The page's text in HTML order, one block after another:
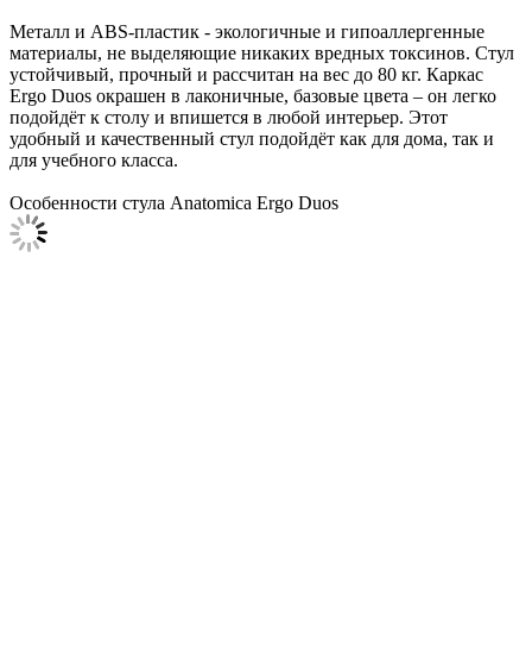
Металл и ABS-пластик - экологичные и гипоаллергенные
материалы, не выделяющие никаких вредных токсинов. Стул
устойчивый, прочный и рассчитан на вес до 80 кг. Каркас
Ergo Duos окрашен в лаконичные, базовые цвета – он легко
подойдёт к столу и впишется в любой интерьер. Этот
удобный и качественный стул подойдёт как для дома, так и
для учебного класса.
Особенности стула Anatomica Ergo Duos